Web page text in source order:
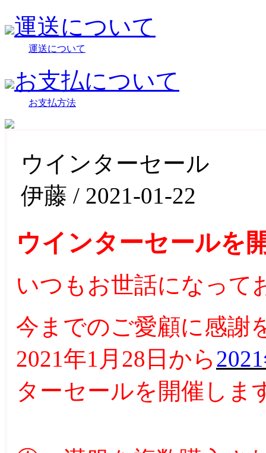
運送について
運送について
お支払について
お支払方法
ウインターセール
伊藤 / 2021-01-22
ウインターセールを
いつもお世話になって
今までのご愛顧に感謝
2021年1月28日から
ターセールを開催しま